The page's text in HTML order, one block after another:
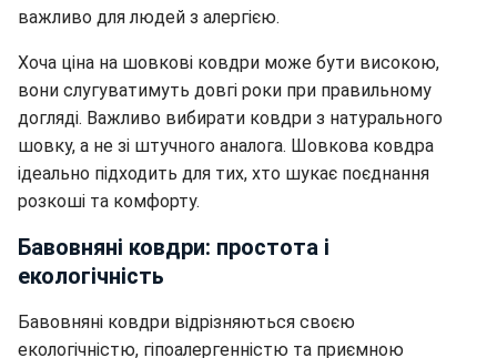
важливо для людей з алергією.
Хоча ціна на шовкові ковдри може бути високою,
вони слугуватимуть довгі роки при правильному
догляді. Важливо вибирати ковдри з натурального
шовку, а не зі штучного аналога. Шовкова ковдра
ідеально підходить для тих, хто шукає поєднання
розкоші та комфорту.
Бавовняні ковдри: простота і
екологічність
Бавовняні ковдри відрізняються своєю
екологічністю, гіпоалергенністю та приємною